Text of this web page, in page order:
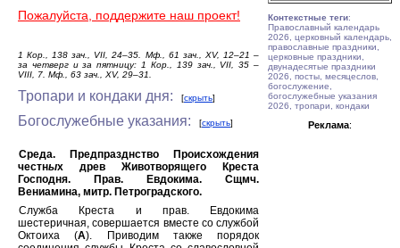
Пожалуйста, поддержите наш проект!
1 Кор., 138 зач., VII, 24–35. Мф., 61 зач., XV, 12–21 –
за четверг и за пятницу: 1 Кор., 139 зач., VII, 35 –
VIII, 7. Мф., 63 зач., XV, 29–31.
Тропари и кондаки дня: [скрыть]
Богослужебные указания: [скрыть]
Среда.
Предпразднство Происхождения
честных древ Животворящего Креста
Господня. Прав. Евдокима. Сщмч.
Вениамина, митр. Петроградского.
Служба Креста и прав. Евдокима
шестеричная, совершается вместе со службой
Октоиха (А). Приводим также порядок
Контекстные теги:
Православный календарь
2026, церковный календарь,
православные праздники,
церковные праздники,
двунадесятые праздники
2026, посты, месяцеслов,
богослужение,
богослужебные указания
2026, тропари, кондаки
Реклама: